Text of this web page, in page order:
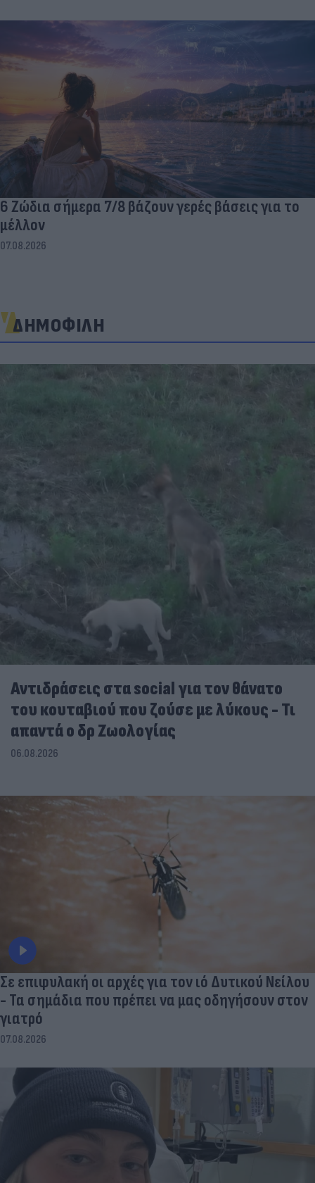
6 Ζώδια σήμερα 7/8 βάζουν γερές βάσεις για το
μέλλον
07.08.2026
ΔΗΜΟΦΙΛΗ
Αντιδράσεις στα social για τον θάνατο
του κουταβιού που ζούσε με λύκους - Τι
απαντά ο δρ Ζωολογίας
06.08.2026
Σε επιφυλακή οι αρχές για τον ιό Δυτικού Νείλου
- Τα σημάδια που πρέπει να μας οδηγήσουν στον
γιατρό
07.08.2026